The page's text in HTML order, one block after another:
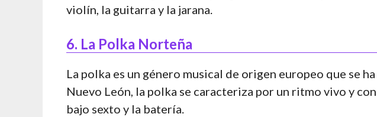
violín, la guitarra y la jarana.
6. La Polka Norteña
La polka es un género musical de origen europeo que se
Nuevo León, la polka se caracteriza por un ritmo vivo y
bajo sexto y la batería.